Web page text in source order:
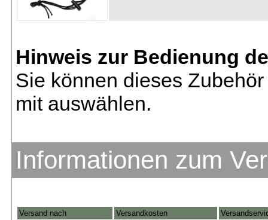
Hinweis zur Bedienung
Sie können dieses
mit auswählen.
Informationen zum
Versand nach Versandkosten